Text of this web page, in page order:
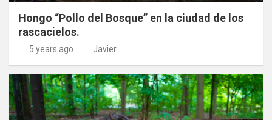
Hongo “Pollo del Bosque” en la ciudad de los
rascacielos.
5 years ago Javier